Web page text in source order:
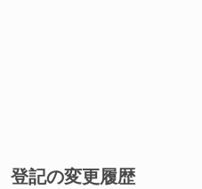
登記の変更履歴